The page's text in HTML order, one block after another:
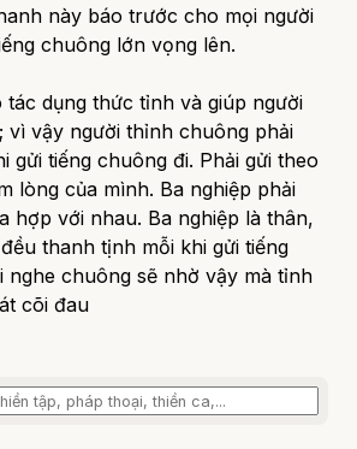
này báo trước cho mọi người
chuông lớn vọng lên.
tác dụng thức tỉnh và giúp người
vì vậy người thỉnh chuông phải
gửi tiếng chuông đi. Phải gửi theo
lòng của mình. Ba nghiệp phải
hợp với nhau. Ba nghiệp là thân,
thanh tịnh mỗi khi gửi tiếng
nghe chuông sẽ nhờ vậy mà tỉnh
cõi đau